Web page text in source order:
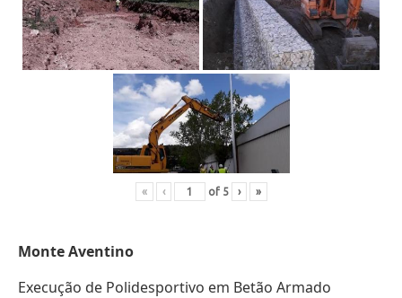
« ‹ of 5 › »
Monte Aventino
Execução de Polidesportivo em Betão Armado